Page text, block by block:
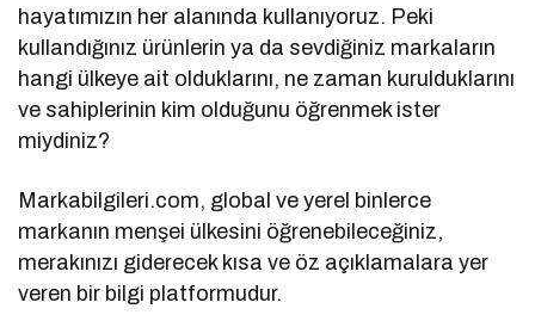
hayatımızın her alanında kullanıyoruz. Peki
kullandığınız ürünlerin ya da sevdiğiniz markaların
hangi ülkeye ait olduklarını, ne zaman kurulduklarını
ve sahiplerinin kim olduğunu öğrenmek ister
miydiniz?
Markabilgileri.com, global ve yerel binlerce
markanın menşei ülkesini öğrenebileceğiniz,
merakınızı giderecek kısa ve öz açıklamalara yer
veren bir bilgi platformudur.